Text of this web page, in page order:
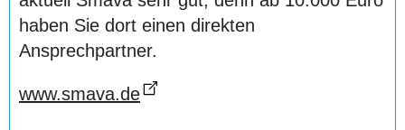
haben Sie dort einen direkten
Ansprechpartner.
www.smava.de